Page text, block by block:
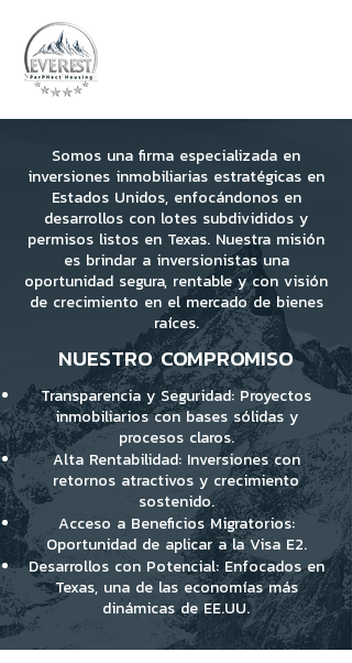
Somos una firma especializada en
inversiones inmobiliarias estratégicas en
Estados Unidos, enfocándonos en
desarrollos con lotes subdivididos y
permisos listos en Texas. Nuestra misión
es brindar a inversionistas una
oportunidad segura, rentable y con visión
de crecimiento en el mercado de bienes
raíces.
NUESTRO COMPROMISO
Transparencia y Seguridad: Proyectos
inmobiliarios con bases sólidas y
procesos claros.
Alta Rentabilidad: Inversiones con
retornos atractivos y crecimiento
sostenido.
Acceso a Beneficios Migratorios:
Oportunidad de aplicar a la Visa E2.
Desarrollos con Potencial: Enfocados en
Texas, una de las economías más
dinámicas de EE.UU.